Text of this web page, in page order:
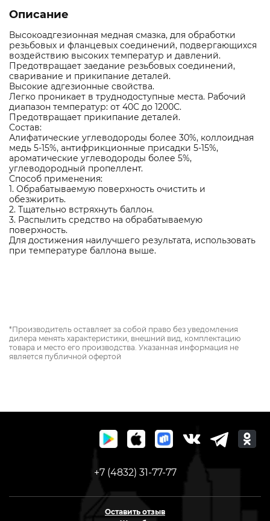
Описание
Высокоадгезионная медная смазка, для обработки
резьбовых и фланцевых соединений, подвергающихся
воздействию высоких температур и давлений.
Предотвращает заедание резьбовых соединений,
сваривание и прикипание деталей.
Высокие адгезионные свойства.
Легко проникает в труднодоступные места. Рабочий
диапазон температур: от 40С до 1200С.
Предотвращает прикипание деталей.
Состав:
Алифатические углеводороды более 30%, коллоидная
медь 5-15%, антифрикционные присадки 5-15%,
ароматические углеводороды более 5%,
углеводородный пропеллент.
Способ применения:
1. Обрабатываемую поверхность очистить и
обезжирить.
2. Тщательно встряхнуть баллон.
3. Распылить средство на обрабатываемую
поверхность.
Для достижения наилучшего результата, использовать
при температуре баллона выше.
*Производитель оставляет за собой право без уведомления
дилера менять характеристики, внешний вид, комплектацию
товара и место его производства. Указанная информация не
является публичной офертой
+7 (4832) 31-77-77
Оставить отзыв